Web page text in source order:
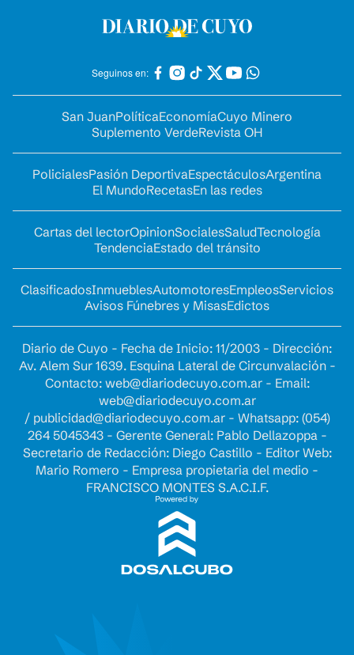
Seguinos en:
San JuanPolíticaEconomíaCuyo Minero
Suplemento VerdeRevista OH
PolicialesPasión DeportivaEspectáculosArgentina
El MundoRecetasEn las redes
Cartas del lectorOpinionSocialesSaludTecnología
TendenciaEstado del tránsito
ClasificadosInmueblesAutomotoresEmpleosServicios
Avisos Fúnebres y MisasEdictos
Diario de Cuyo - Fecha de Inicio: 11/2003 - Dirección:
Av. Alem Sur 1639. Esquina Lateral de Circunvalación -
Contacto: web@diariodecuyo.com.ar- Email:
web@diariodecuyo.com.ar
/ publicidad@diariodecuyo.com.ar- Whatsapp: (054)
264 5045343 - Gerente General: Pablo Dellazoppa -
Secretario de Redacción: Diego Castillo - Editor Web:
Mario Romero - Empresa propietaria del medio -
FRANCISCO MONTES S.A.C.I.F.